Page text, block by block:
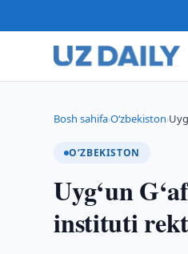
Bosh sahifa›O‘zbekiston›
O‘ZBEKISTON
Uyg‘un
instituti